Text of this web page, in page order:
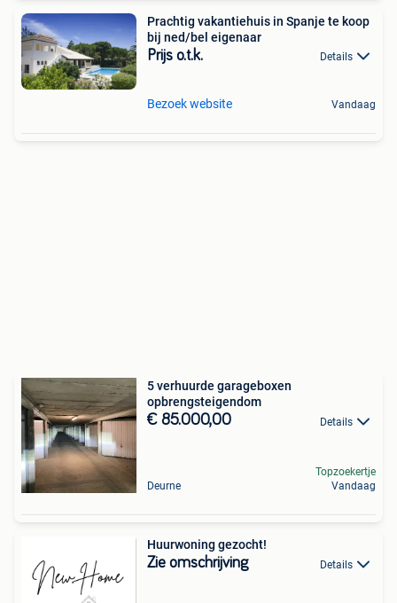
Prachtig vakantiehuis in Spanje te koop
bij ned/bel eigenaar
Prijs o.t.k. Details
Bezoek website Vandaag
5 verhuurde garageboxen
opbrengsteigendom
€ 85.000,00 Details
Deurne
Topzoekertje
Vandaag
Huurwoning gezocht!
Zie omschrijving Details